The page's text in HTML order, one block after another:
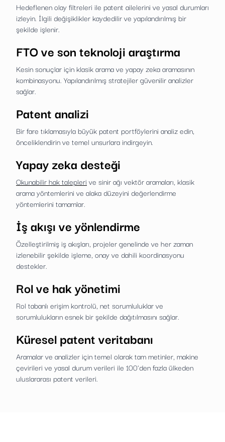
Hedeflenen olay filtreleri ile patent ailelerini ve yasal durumları
izleyin. İlgili değişiklikler kaydedilir ve yapılandırılmış bir
şekilde işlenir.
FTO ve son teknoloji araştırma
Kesin sonuçlar için klasik arama ve yapay zeka aramasının
kombinasyonu. Yapılandırılmış stratejiler güvenilir analizler
sağlar.
Patent analizi
Bir fare tıklamasıyla büyük patent portföylerini analiz edin,
önceliklendirin ve temel unsurlara indirgeyin.
Yapay zeka desteği
Okunabilir hak talepleri ve sinir ağı vektör aramaları, klasik
arama yöntemlerini ve alaka düzeyini değerlendirme
yöntemlerini tamamlar.
İş akışı ve yönlendirme
Özelleştirilmiş iş akışları, projeler genelinde ve her zaman
izlenebilir şekilde işleme, onay ve dahili koordinasyonu
destekler.
Rol ve hak yönetimi
Rol tabanlı erişim kontrolü, net sorumluluklar ve
sorumlulukların esnek bir şekilde dağıtılmasını sağlar.
Küresel patent veritabanı
Aramalar ve analizler için temel olarak tam metinler, makine
çevirileri ve yasal durum verileri ile 100'den fazla ülkeden
uluslararası patent verileri.